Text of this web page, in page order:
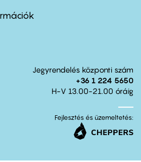
Jegyrendelés központi szám
+36 1 224 5650
H-V 13.00-21.00 óráig
Fejlesztés és üzemeltetés: